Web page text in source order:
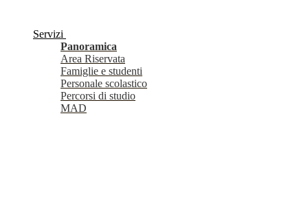
Servizi
Panoramica
Area Riservata
Famiglie e studenti
Personale scolastico
Percorsi di studio
MAD